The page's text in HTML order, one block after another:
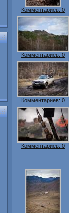
Комментариев: 0
Комментариев: 0
Комментариев: 0
Комментариев: 0